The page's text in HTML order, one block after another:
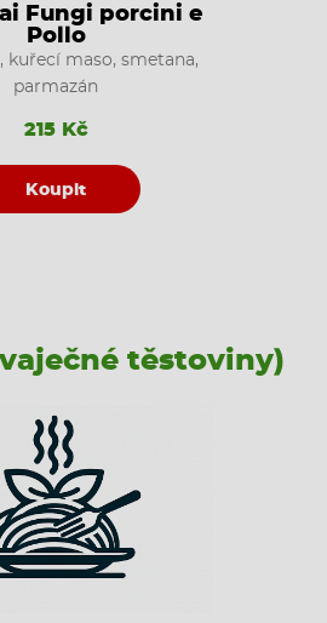
Fungi porcini e
Pollo
kuřecí maso, smetana,
parmazán
215 Kč
Koupit
těstoviny)